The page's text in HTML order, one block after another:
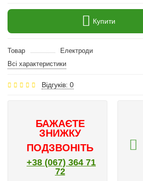
Купити
Товар
Електроди
Всі характеристики
Відгуків: 0
БАЖАЄТЕ
ЗНИЖКУ
ПОДЗВОНІТЬ
+38 (067) 364 71
72